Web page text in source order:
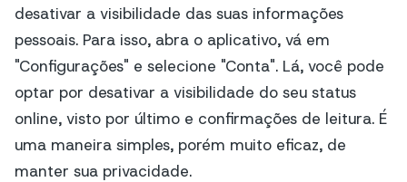
desativar a visibilidade das suas informações
pessoais. Para isso, abra o aplicativo, vá em
"Configurações" e selecione "Conta". Lá, você pode
optar por desativar a visibilidade do seu status
online, visto por último e confirmações de leitura. É
uma maneira simples, porém muito eficaz, de
manter sua privacidade.